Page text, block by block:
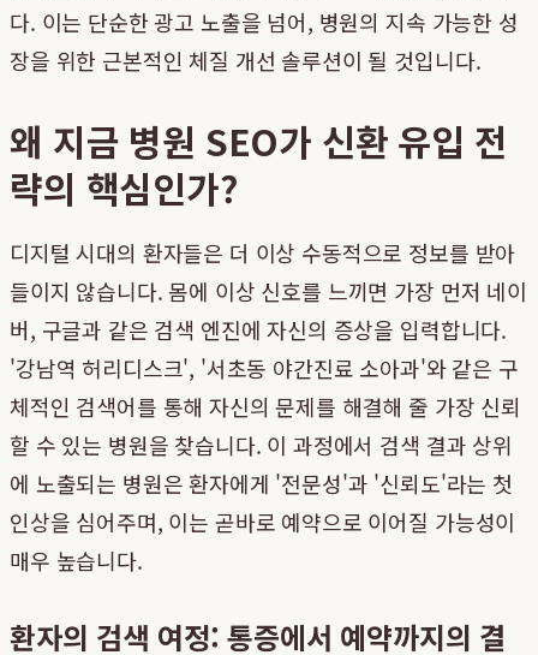
다. 이는 단순한 광고 노출을 넘어, 병원의 지속 가능한 성
장을 위한 근본적인 체질 개선 솔루션이 될 것입니다.
왜 지금 병원 SEO가 신환 유입 전
략의 핵심인가?
디지털 시대의 환자들은 더 이상 수동적으로 정보를 받아
들이지 않습니다. 몸에 이상 신호를 느끼면 가장 먼저 네이
버, 구글과 같은 검색 엔진에 자신의 증상을 입력합니다.
'강남역 허리디스크', '서초동 야간진료 소아과'와 같은 구
체적인 검색어를 통해 자신의 문제를 해결해 줄 가장 신뢰
할 수 있는 병원을 찾습니다. 이 과정에서 검색 결과 상위
에 노출되는 병원은 환자에게 '전문성'과 '신뢰도'라는 첫
인상을 심어주며, 이는 곧바로 예약으로 이어질 가능성이
매우 높습니다.
환자의 검색 여정: 통증에서 예약까지의 결